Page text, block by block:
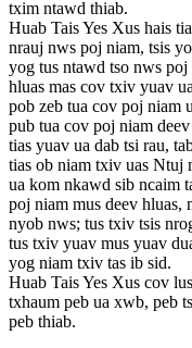
txim ntawd thiab.
Huab Tais Yes Xus hais
nrauj nws poj niam, tsis
yog tus ntawd tso nws
hluas mas cov txiv yuav
pob zeb tua cov poj niam
pub tua cov poj niam
tias yuav ua dab tsi rau,
tias ob niam txiv uas Ntuj
ua kom nkawd sib ncaim
poj niam mus deev hluas,
nyob nws; tus txiv tsis
tus txiv yuav mus yuav
yog niam txiv tas ib sid.
Huab Tais Yes Xus cov
txhaum peb ua xwb, peb
peb thiab.